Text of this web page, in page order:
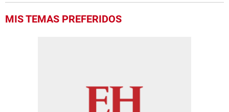
MIS TEMAS PREFERIDOS